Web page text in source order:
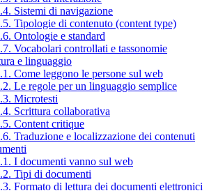
Sistemi di navigazione
Tipologie di contenuto (content type)
Ontologie e standard
Vocabolari controllati e tassonomie
e linguaggio
Come leggono le persone sul web
Le regole per un linguaggio semplice
Microtesti
Scrittura collaborativa
Content critique
Traduzione e localizzazione dei contenuti
I documenti vanno sul web
Tipi di documenti
Formato di lettura dei documenti elettronici